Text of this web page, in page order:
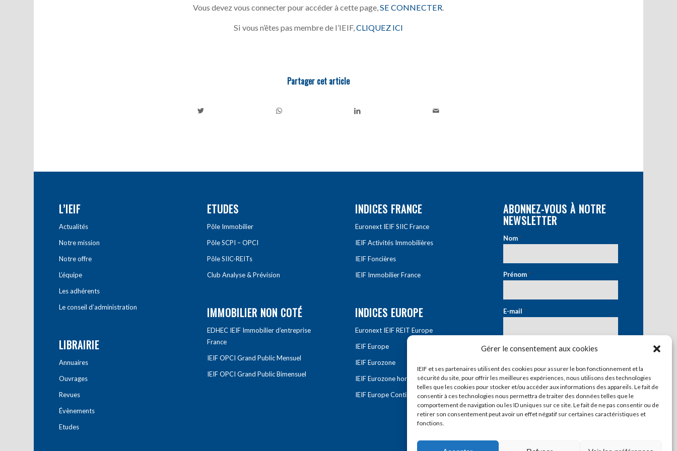
Gérer le consentement aux cookies
IEIF et ses partenaires utilisent des cookies pour assurer le bon fonctionnement et la
sécurité du site, pour offrir les meilleures expériences, nous utilisons des technologies
telles que les cookies pour stocker et/ou accéder aux informations des appareils. Le fait de
consentir à ces technologies nous permettra de traiter des données telles que le
comportement de navigation ou les ID uniques sur ce site. Le fait de ne pas consentir ou de
retirer son consentement peut avoir un effet négatif sur certaines caractéristiques et
fonctions.
Vous devez vous connecter pour accéder à cette page, SE CONNECTER
Si vous n’êtes pas membre de l’IEIF,CLIQUEZ ICI
Partager cet article
L’IEIF
Actualités
Notre mission
Notre offre
L’équipe
Les adhérents
Le conseil d’administration
LIBRAIRIE
Annuaires
Ouvrages
Revues
Évènements
Etudes
ETUDES
Pôle Immobilier
Pôle SCPI – OPCI
Pôle SIIC-REITs
Club Analyse & Prévision
IMMOBILIER NON COTÉ
EDHEC IEIF Immobilier d’entreprise
France
IEIF OPCI Grand Public Mensuel
IEIF OPCI Grand Public Bimensuel
INDICES FRANCE
Euronext IEIF SIIC France
IEIF Activités Immobilières
IEIF Foncières
IEIF Immobilier France
INDICES EUROPE
Euronext IEIF REIT Europe
IEIF Europe
IEIF Eurozone
IEIF Eurozone hors France
IEIF Europe Continentale
ABONNEZ-VOUS À NOTRE
NEWSLETTER
Nom*
Prénom*
E-mail*